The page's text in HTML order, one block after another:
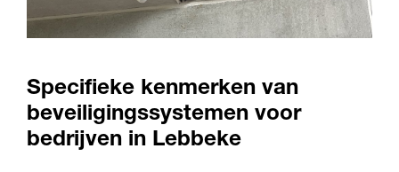
Specifieke kenmerken van
beveiligingssystemen voor
bedrijven in Lebbeke